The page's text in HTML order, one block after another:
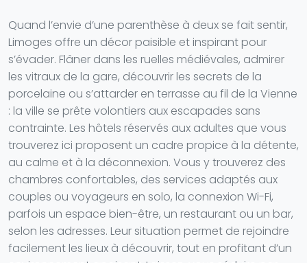
Quand l’envie d’une parenthèse à deux se fait sentir,
Limoges offre un décor paisible et inspirant pour
s’évader. Flâner dans les ruelles médiévales, admirer
les vitraux de la gare, découvrir les secrets de la
porcelaine ou s’attarder en terrasse au fil de la Vienne
: la ville se prête volontiers aux escapades sans
contrainte. Les hôtels réservés aux adultes que vous
trouverez ici proposent un cadre propice à la détente,
au calme et à la déconnexion. Vous y trouverez des
chambres confortables, des services adaptés aux
couples ou voyageurs en solo, la connexion Wi-Fi,
parfois un espace bien-être, un restaurant ou un bar,
selon les adresses. Leur situation permet de rejoindre
facilement les lieux à découvrir, tout en profitant d’un